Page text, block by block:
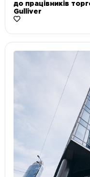
до працівників
Gulliver